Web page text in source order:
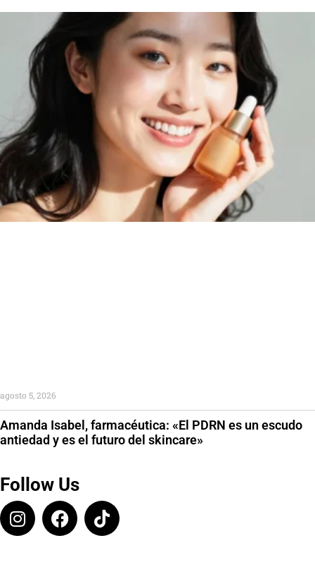
Amanda Isabel, farmacéutica: «El PDRN es un escudo
antiedad y es el futuro del skincare»
agosto 5, 2026
Follow Us